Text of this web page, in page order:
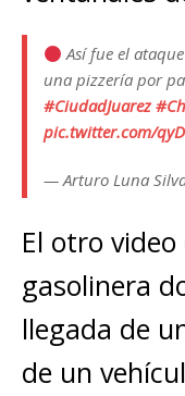
Así fue el
una pizzería por
#CiudadJuarez
pic.twitter.com/
— Arturo Luna
El otro
gasolinera
llegada de
de un